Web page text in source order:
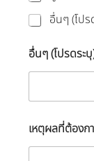
อื่นๆ (โปร
อื่นๆ (โปรดระ
เหตุผลที่ต้องก